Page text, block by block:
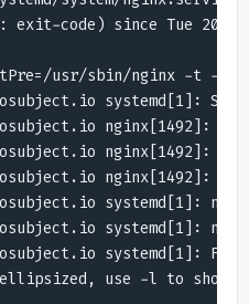
code) since Tue 2020-
usr/sbin/nginx -t -q -
systemd[1]:
nginx[1492]:
nginx[1492]:
nginx[1492]:
systemd[1]:
systemd[1]:
systemd[1]: